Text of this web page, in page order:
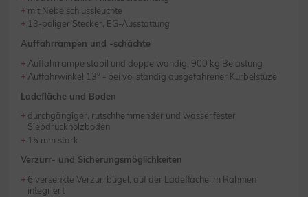
mit Nebelschlussleuchte
13-poliger Stecker, EG-Ausstattung
Auffahrrampen und -schächte
Auffahrrampe stabil und doppelwandig, 900 kg Belastung
Auffahrwinkel 13° - bei vollständig ausgefahrener Kurbelstüze
Ladefläche und Boden
durchgängiger, rutschhemmender und wasserfester
Siebdruckholzboden
15 mm stark
Verzurr- und Sicherungsmöglichkeiten
6 versenkte Verzurrbügel, auf der Ladefläche im Rahmen
integriert